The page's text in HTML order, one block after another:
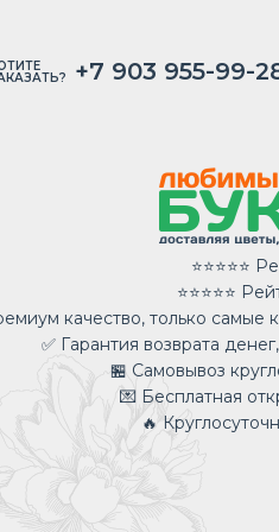
+7 903 955-99-
⭐⭐⭐⭐⭐
⭐⭐⭐⭐⭐
качество, только самые
✅ Гарантия возврата
🏪 Самовывоз
💌 Бесплатная
🔥